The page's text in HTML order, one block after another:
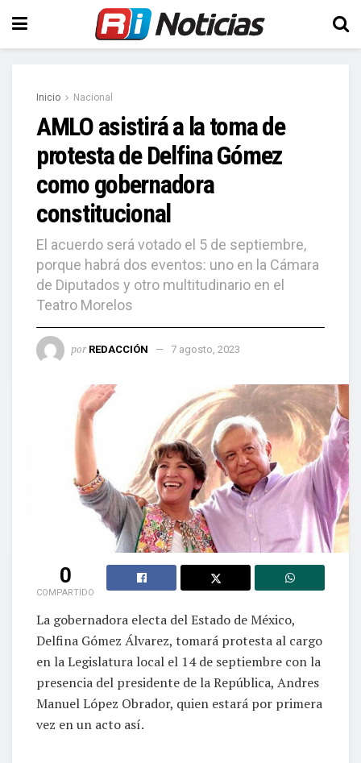
Inicio Nacional
AMLO asistirá a la toma de
protesta de Delfina Gómez
como gobernadora
constitucional
El acuerdo será votado el 5 de septiembre,
porque habrá dos eventos: uno en la Cámara
de Diputados y otro multitudinario en el
Teatro Morelos
por REDACCIÓN 7 agosto, 2023
0
COMPARTIDO
La gobernadora electa del Estado de México,
Delfina Gómez Álvarez, tomará protesta al cargo
en la Legislatura local el 14 de septiembre con la
presencia del presidente de la República, Andres
Manuel López Obrador, quien estará por primera
vez en un acto así.